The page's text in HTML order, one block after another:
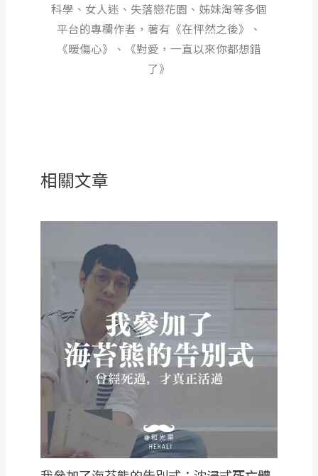
科學、女人迷、失落戀花園、姊妹淘等多個
平台的專欄作者，著有《在怦然之後》、
《暖傷心》、《對愛，一直以來你都想錯
了》
相關文章